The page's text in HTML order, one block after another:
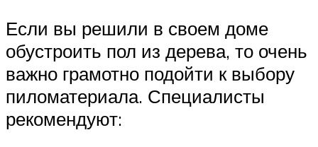
Если вы решили в своем доме
обустроить пол из дерева, то очень
важно грамотно подойти к выбору
пиломатериала. Специалисты
рекомендуют: